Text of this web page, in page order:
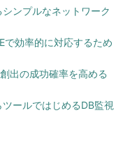
ンプルなネットワーク
で効率的に対応するため
出の成功確率を高める
ールではじめるDB監視